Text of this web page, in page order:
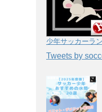
少年サッカーラ
Tweets by